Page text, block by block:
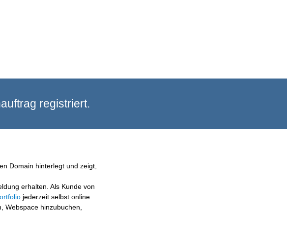
registriert.
Domain hinterlegt und zeigt,
erhalten. Als Kunde von
jederzeit selbst online
Webspace hinzubuchen,